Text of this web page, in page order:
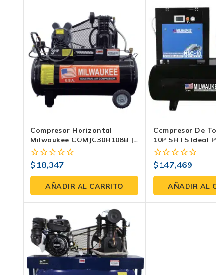
Compresor Horizontal
Milwaukee COMJC30H108B |
3 HP, 108 Litros, 120 PSI
0
fuera
5
$18,347
AÑADIR AL CARRITO
Compresor De
10P SHTS Ideal
Potenciar Tu
0
fuera
5
$147,469
AÑADIR AL